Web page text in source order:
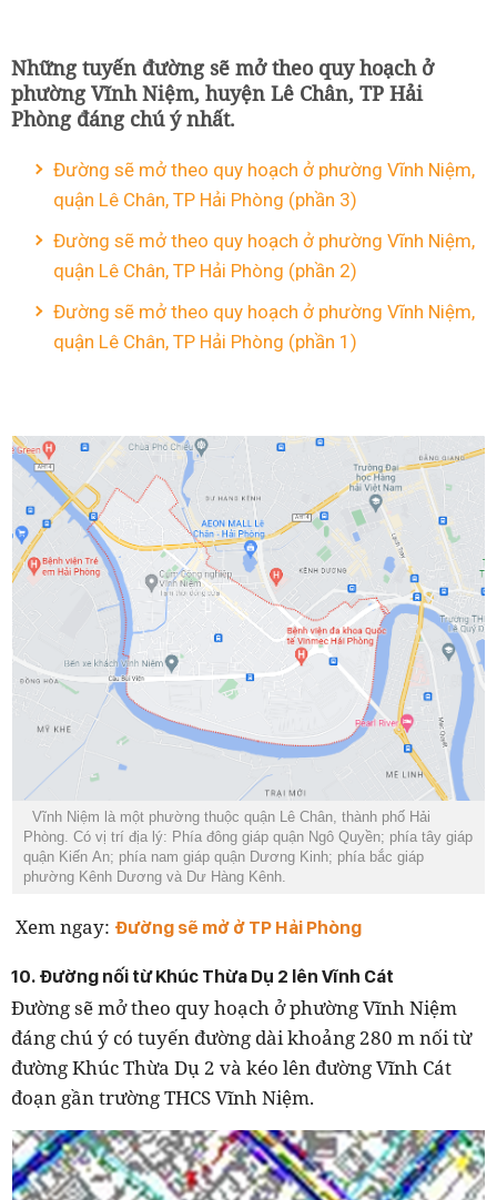
Những tuyến đường sẽ mở theo quy hoạch ở
phường Vĩnh Niệm, huyện Lê Chân, TP Hải
Phòng đáng chú ý nhất.
Đường sẽ mở theo quy hoạch ở phường Vĩnh Niệm,
quận Lê Chân, TP Hải Phòng (phần 3)
Đường sẽ mở theo quy hoạch ở phường Vĩnh Niệm,
quận Lê Chân, TP Hải Phòng (phần 2)
Đường sẽ mở theo quy hoạch ở phường Vĩnh Niệm,
quận Lê Chân, TP Hải Phòng (phần 1)
Vĩnh Niệm là một phường thuộc quận Lê Chân, thành phố Hải
Phòng. Có vị trí địa lý: Phía đông giáp quận Ngô Quyền; phía tây giáp
quận Kiến An; phía nam giáp quận Dương Kinh; phía bắc giáp
phường Kênh Dương và Dư Hàng Kênh.
Xem ngay: Đường sẽ mở ở TP Hải Phòng
10. Đường nối từ Khúc Thừa Dụ 2 lên Vĩnh Cát
Đường sẽ mở theo quy hoạch ở phường Vĩnh Niệm
đáng chú ý có tuyến đường dài khoảng 280 m nối từ
đường Khúc Thừa Dụ 2 và kéo lên đường Vĩnh Cát
đoạn gần trường THCS Vĩnh Niệm.